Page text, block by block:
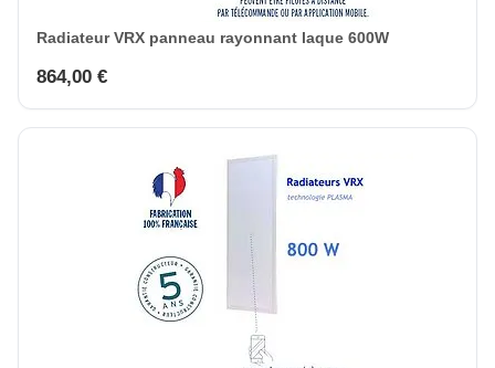
Radiateur VRX panneau rayonnant laque 600W
864,00 €